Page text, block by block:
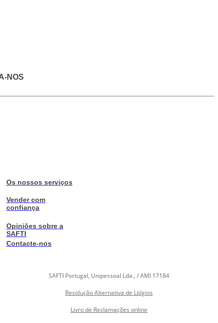
NOS
Os nossos serviços
Vender com
confiança
Opiniões sobre a
SAFTI
Contacte-nos
SAFTI Portugal, Unipessoal Lda., / AMI 17184
Resolução Alternativa de Litígios
Livro de Reclamações online